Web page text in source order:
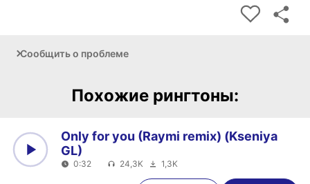
Сообщить о проблеме
Похожие рингтоны:
0:32
Only for you (Raymi remix) (Kseniya
GL)
0:32 24,3K 1,3K